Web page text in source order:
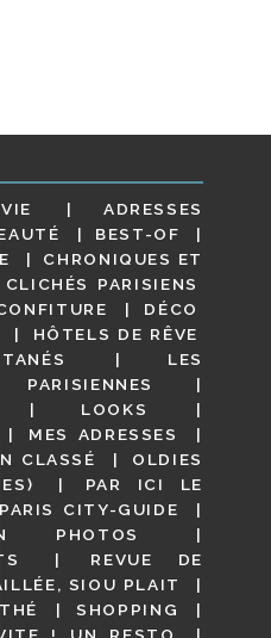
ADRESSES
BEST-OF
CHRONIQUES ET
CLICHÉS PARISIENS
DÉCO
HÔTELS DE RÊVE
LES
PARISIENNES
LOOKS
MES ADRESSES
CLASSÉ
OLDIES
PAR ICI LE
PARIS CITY-GUIDE
PHOTOS
REVUE DE
SIOU PLAIT
SHOPPING
! UN RESTO